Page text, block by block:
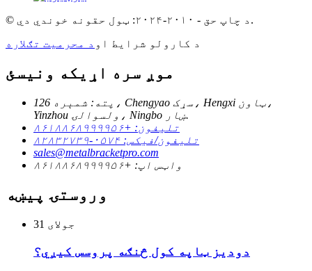
© د چاپ حق - ۲۰۱۰-۲۰۲۴: ټول حقونه خوندي دي.
د کارولو شرایط او د محرمیت تګلاره
موږ سره اړیکه ونیسئ
پته: شمېره 126، Chengyao سړک، Hengxi ټاون،
Yinzhou ولسوالۍ، Ningbo ښار.
تلیفون: +۸۶۱۸۸۶۸۹۹۹۹۵۶
تلیفون/فیکس: ۰۵۷۴-۸۲۸۳۲۷۳۹
sales@metalbracketpro.com
واټس اپ: +۸۶۱۸۸۶۸۹۹۹۹۵۶
وروستۍ پیښه
جولای 31
دودیز ټاپه کول څنګه پروسس کیږي؟